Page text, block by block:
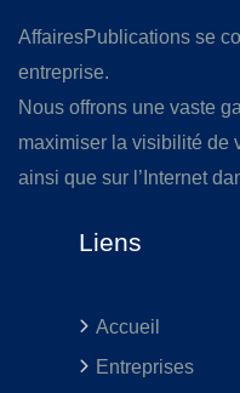
AffairesPublications se
entreprise.
Nous offrons une vaste
maximiser la visibilité de
ainsi que sur l’Internet
Liens
Accueil
Entreprises